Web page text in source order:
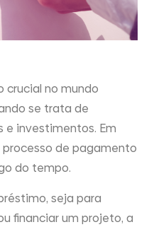
no mundo
se trata de
e investimentos. Em
de pagamento
do tempo.
seja para
financiar um projeto, a